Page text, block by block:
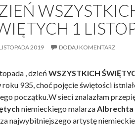
1
2019 DODAJ KOMENTARZ
, dzień WSZYSTKICH
roku 935, choć pojęcie świętości
początku.W sieci znalazłam
niemieckiego malarzaAlbrechta
najwybitniejszego artystę